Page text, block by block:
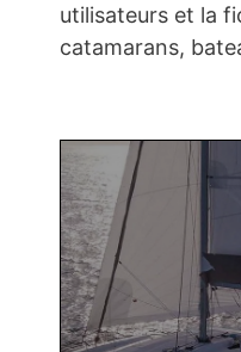
utilisateurs et la
catamarans,